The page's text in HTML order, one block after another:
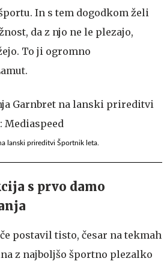
In s tem dogodkom želi
da z njo ne le plezajo,
To ji ogromno
lanski prireditvi Športnik leta.
s prvo damo
postavil tisto, česar na tekmah
z najboljšo športno plezalko